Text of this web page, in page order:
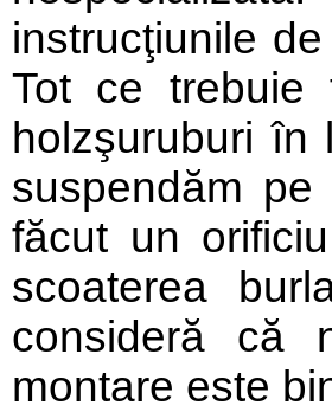
instrucţiunile
Tot ce
holzşuruburi
suspendăm
făcut un
scoaterea
consideră că
montare este